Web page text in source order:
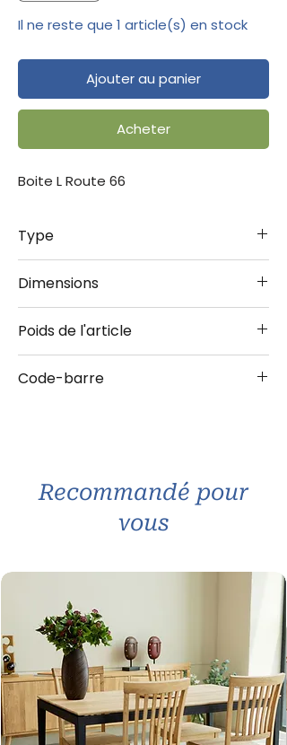
Il ne reste que 1 article(s) en stock
Ajouter au panier
Acheter
Boite L Route 66
Type
Dimensions
Poids de l'article
Code-barre
Recommandé pour
vous